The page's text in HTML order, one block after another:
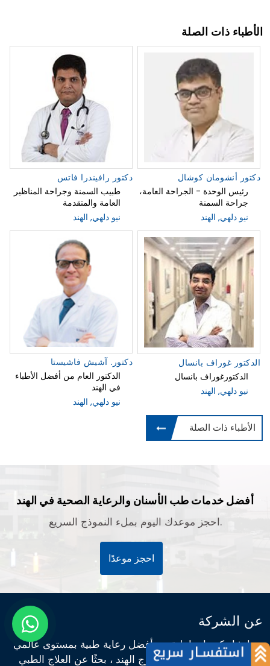
الأطباء ذات الصلة
دكتور رافيندرا فاتس
طبيب السمنة وجراحة المناظير
العامة والمتقدمة
نيو دلهي, الهند
دكتور أنشومان كوشال
رئيس الوحدة - الجراحة العامة،
جراحة السمنة
نيو دلهي, الهند
دكتور. آشيش فاشيستا
الدكتور العام من أفضل الأطباء
في الهند
نيو دلهي, الهند
الدكتور غوراف بانسال
الدكتورغوراف بانسال
نيو دلهي, الهند
الأطباء ذات الصلة
أفضل خدمات طب الأسنان والرعاية الصحية في الهند
احجز موعدك اليوم بملء النموذج السريع.
احجز موعدًا
عن الشركة
تم إنشاء كيورانديا لتقديم أفضل رعاية طبية بمستوى عالمي
للأشخاص الذين يعيشون خارج الهند ، بحثًا عن العلاج الطبي